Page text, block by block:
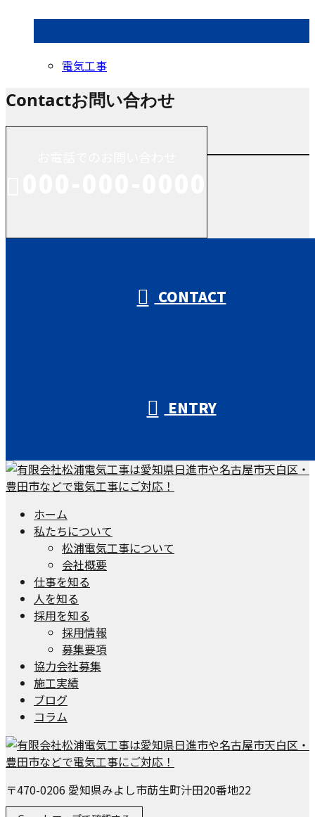
電気工事
Contactお問い合わせ
CONTACT
ENTRY
ホーム
私たちについて
松浦電気工事について
会社概要
仕事を知る
人を知る
採用を知る
採用情報
募集要項
協力会社募集
施工実績
ブログ
コラム
〒470-0206 愛知県みよし市莇生町汁田20番地22